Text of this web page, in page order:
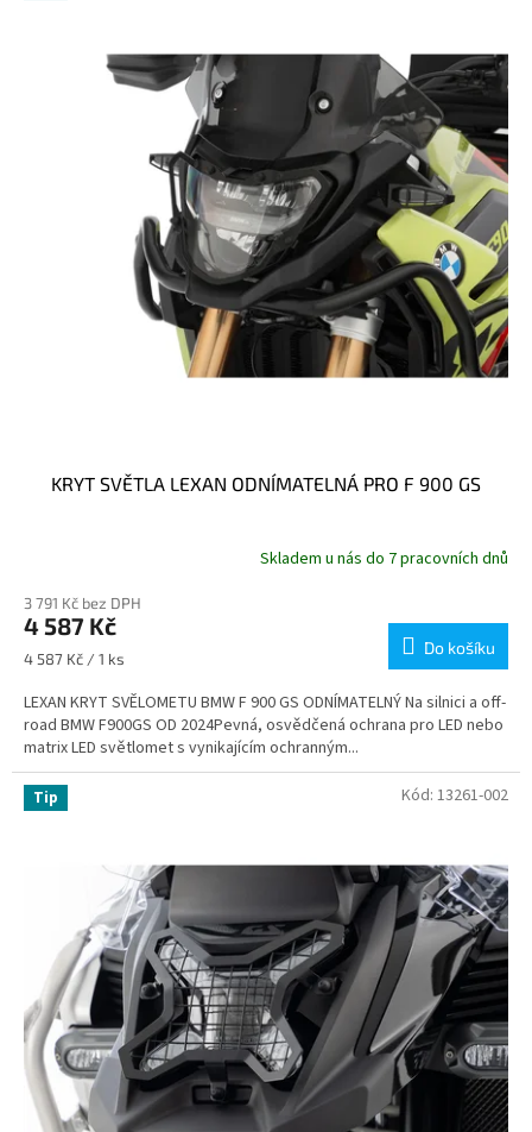
KRYT SVĚTLA LEXAN ODNÍMATELNÁ PRO F 900 GS
Skladem u nás do 7 pracovních dnů
3 791 Kč bez DPH
4 587 Kč
Měrná
4 587 Kč / 1 ks
Do košíku
LEXAN KRYT SVĚLOMETU BMW F 900 GS ODNÍMATELNÝ Na silnici a off-
road BMW F900GS OD 2024Pevná, osvědčená ochrana pro LED nebo
matrix LED světlomet s vynikajícím ochranným...
Tip Kód: 13261-002